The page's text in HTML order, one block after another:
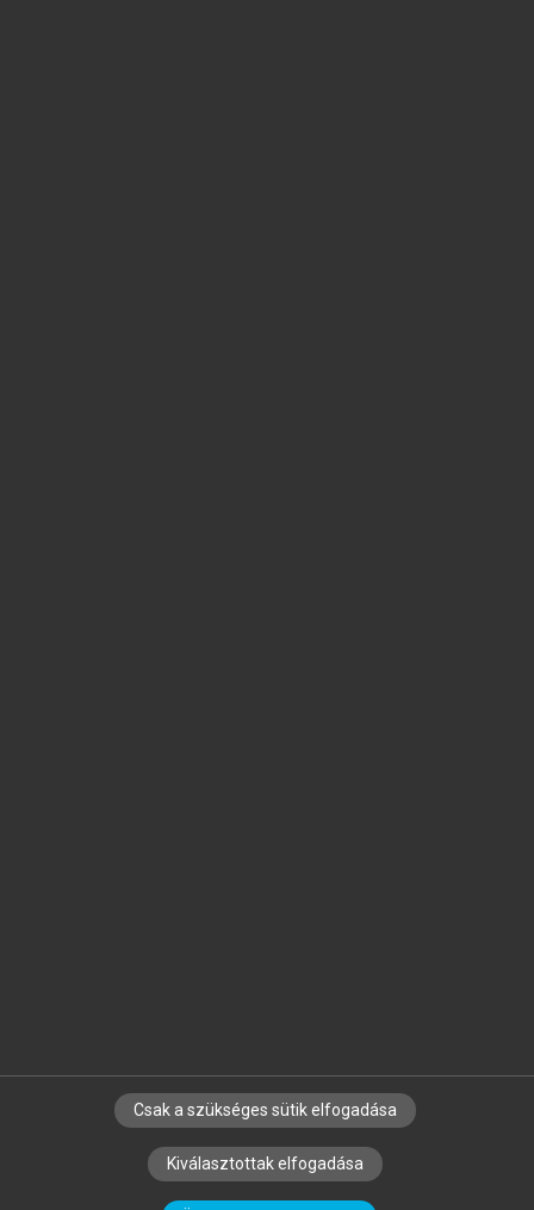
SZERZŐKNEK CÉGEKNEK KÖNYVTÁROSOKNAK
SZERKESZTÉSI ÉS LEKTORÁLÁSI ALAPELVEK
Csak a szükséges sütik elfogadása
Kiválasztottak elfogadása